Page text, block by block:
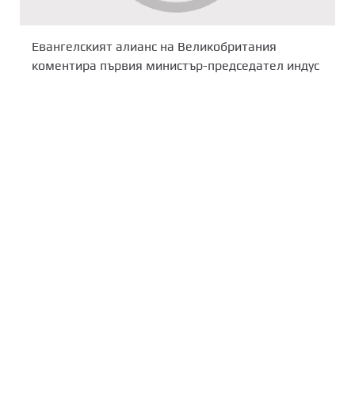
Евангелският алианс на Великобритания
коментира първия министър-председател индус